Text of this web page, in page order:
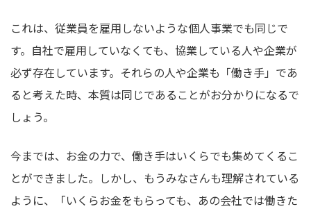
これは、従業員を雇用しないような個人事業でも同じで
す。自社で雇用していなくても、協業している人や企業が
必ず存在しています。それらの人や企業も「働き手」であ
ると考えた時、本質は同じであることがお分かりになるで
しょう。
今までは、お金の力で、働き手はいくらでも集めてくるこ
とができました。しかし、もうみなさんも理解されている
ように、「いくらお金をもらっても、あの会社では働きた